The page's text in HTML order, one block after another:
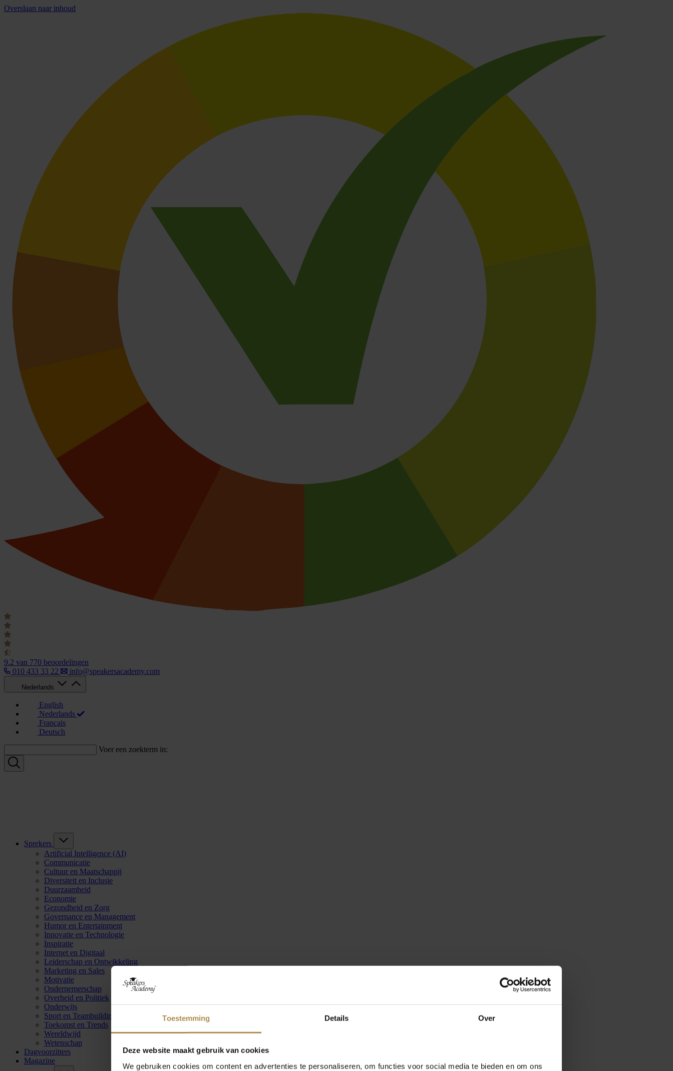
Toestemming Details Over
Deze website maakt gebruik van cookies
We gebruiken cookies om content en advertenties te personaliseren, om functies voor social media te bieden en om ons
Overslaan naar inhoud
9.2 van 770 beoordelingen
010 433 33 22
info@speakersacademy.com
Nederlands
English
Nederlands
Français
Deutsch
Voer een zoekterm in:
Sprekers
Artificial Intelligence (AI)
Communicatie
Cultuur en Maatschappij
Diversiteit en Inclusie
Duurzaamheid
Economie
Gezondheid en Zorg
Governance en Management
Humor en Entertainment
Innovatie en Technologie
Inspiratie
Internet en Digitaal
Leiderschap en Ontwikkeling
Marketing en Sales
Motivatie
Ondernemerschap
Overheid en Politiek
Onderwijs
Sport en Teambuilding
Toekomst en Trends
Wereldwijd
Wetenschap
Dagvoorzitters
Magazine